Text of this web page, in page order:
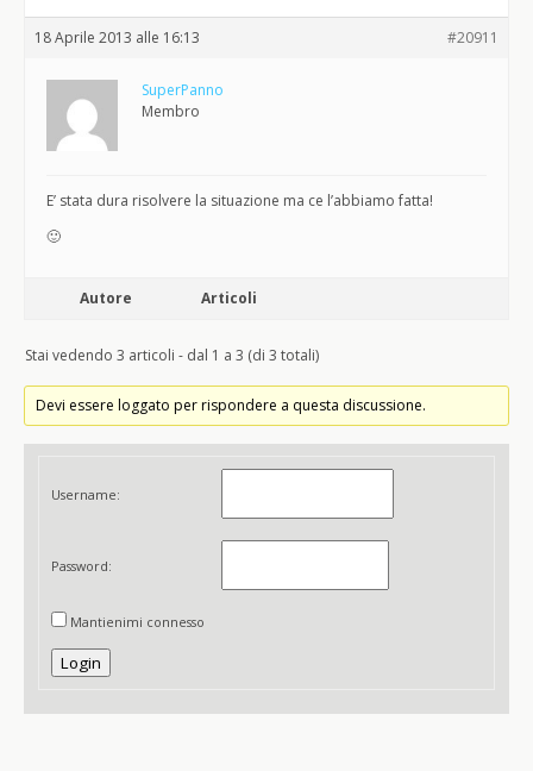
18 Aprile 2013 alle 16:13 #20911
SuperPanno
Membro
E’ stata dura risolvere la situazione ma ce l’abbiamo fatta!
🙂
Autore Articoli
Stai vedendo 3 articoli - dal 1 a 3 (di 3 totali)
Devi essere loggato per rispondere a questa discussione.
Username:
Password:
Mantienimi connesso
Login